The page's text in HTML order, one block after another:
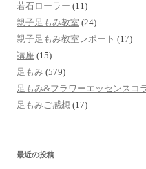
若石ローラー (11)
親子足もみ教室 (24)
親子足もみ教室レポート (17)
講座 (15)
足もみ (579)
足もみ&フラワーエッセンスコ
足もみご感想 (17)
最近の投稿